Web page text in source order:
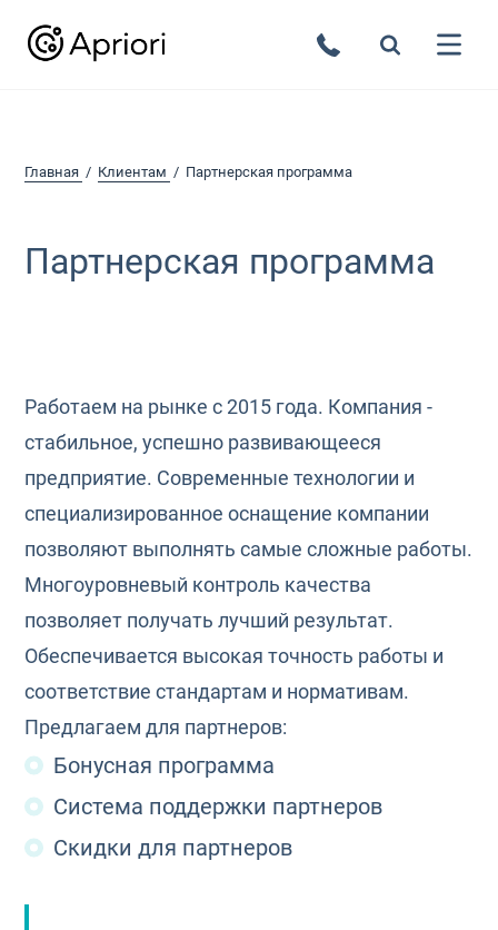
Главная Клиентам Партнерская программа
Партнерская программа
Работаем на рынке с 2015 года. Компания -
стабильное, успешно развивающееся
предприятие. Современные технологии и
специализированное оснащение компании
позволяют выполнять самые сложные работы.
Многоуровневый контроль качества
позволяет получать лучший результат.
Обеспечивается высокая точность работы и
соответствие стандартам и нормативам.
Предлагаем для партнеров:
Бонусная программа
Система поддержки партнеров
Скидки для партнеров